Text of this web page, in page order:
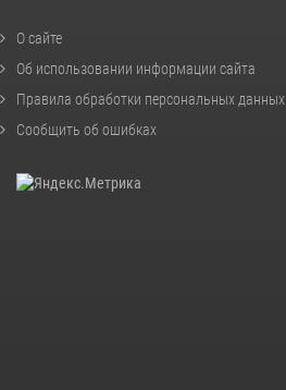
О сайте
Об использовании информации сайта
Правила обработки персональных данных
Сообщить об ошибках